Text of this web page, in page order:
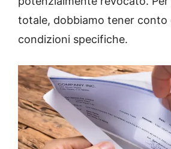
totale, dobbiamo tener conto
condizioni specifiche.